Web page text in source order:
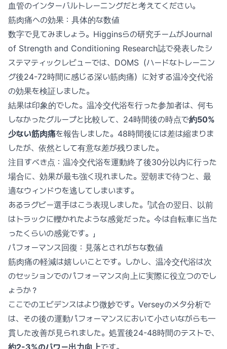
血管のインターバルトレーニングだと考えてください。
筋肉痛への効果：具体的な数値
数字で見てみましょう。Higginsらの研究チームがJournal
of Strength and Conditioning Research誌で発表したシ
ステマティックレビューでは、DOMS（ハードなトレーニン
グ後24-72時間に感じる深い筋肉痛）に対する温冷交代浴
の効果を検証しました。
結果は印象的でした。温冷交代浴を行った参加者は、何も
しなかったグループと比較して、24時間後の時点で約50%
少ない筋肉痛を報告しました。48時間後には差は縮まりま
したが、依然として有意な差が残りました。
注目すべき点：温冷交代浴を運動終了後30分以内に行った
場合に、効果が最も強く現れました。翌朝まで待つと、最
適なウィンドウを逃してしまいます。
あるラグビー選手はこう表現しました。「試合の翌日、以前
はトラックに轢かれたような感覚だった。今は自転車に当た
ったくらいの感覚です。」
パフォーマンス回復：見落とされがちな数値
筋肉痛の軽減は嬉しいことです。しかし、温冷交代浴は次
のセッションでのパフォーマンス向上に実際に役立つのでし
ょうか？
ここでのエビデンスはより微妙です。Verseyのメタ分析で
は、その後の運動パフォーマンスにおいて小さいながらも一
貫した改善が見られました。処置後24-48時間のテストで、
約2-3%のパワー出力向上です。